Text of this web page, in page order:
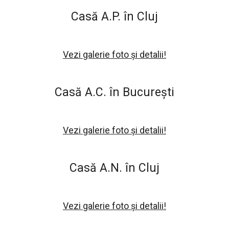
Casă A.P. în Cluj
Vezi galerie foto și detalii!
Casă A.C. în București
Vezi galerie foto și detalii!
Casă A.N. în Cluj
Vezi galerie foto și detalii!